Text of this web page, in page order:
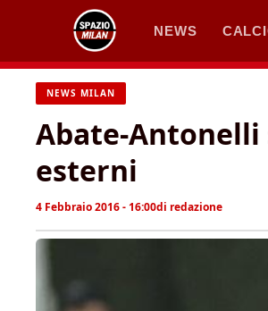
contenuto
NEWS
NEWS MILAN
Abate-Antonelli
esterni
4 Febbraio 2016 - 16:00di redazione